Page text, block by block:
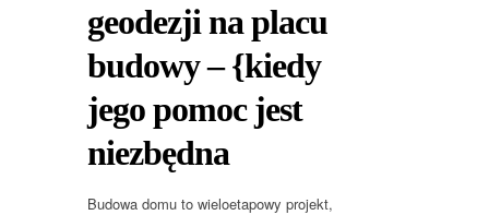
geodezji na placu
budowy – {kiedy
jego pomoc jest
niezbędna
Budowa domu to wieloetapowy projekt,